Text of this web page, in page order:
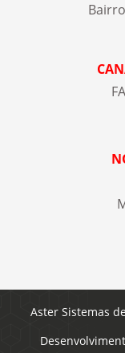
Aster Sistemas